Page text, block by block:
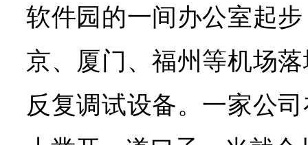
软件园的一间办公室起
京、厦门、福州等机场
反复调试设备。一家公